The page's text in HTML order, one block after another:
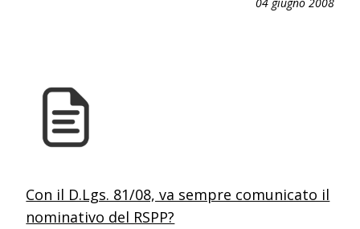
Con il D.Lgs. 81/08, va sempre comunicato il
nominativo del RSPP?